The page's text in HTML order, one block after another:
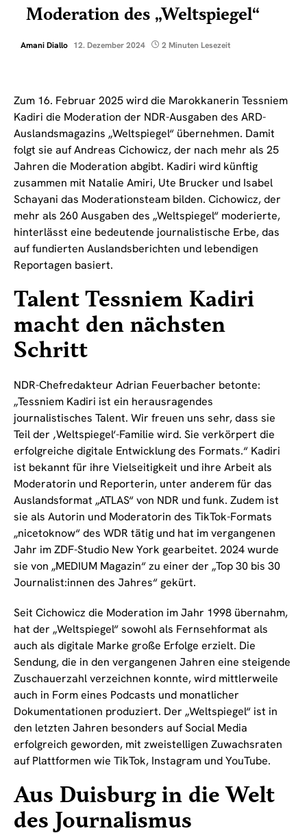
Moderation des „Weltspiegel“
Amani Diallo 12. Dezember 2024 2 Minuten Lesezeit
Zum 16. Februar 2025 wird die Marokkanerin Tessniem
Kadiri die Moderation der NDR-Ausgaben des ARD-
Auslandsmagazins „Weltspiegel“ übernehmen. Damit
folgt sie auf Andreas Cichowicz, der nach mehr als 25
Jahren die Moderation abgibt. Kadiri wird künftig
zusammen mit Natalie Amiri, Ute Brucker und Isabel
Schayani das Moderationsteam bilden. Cichowicz, der
mehr als 260 Ausgaben des „Weltspiegel“ moderierte,
hinterlässt eine bedeutende journalistische Erbe, das
auf fundierten Auslandsberichten und lebendigen
Reportagen basiert.
Talent Tessniem Kadiri
macht den nächsten
Schritt
NDR-Chefredakteur Adrian Feuerbacher betonte:
„Tessniem Kadiri ist ein herausragendes
journalistisches Talent. Wir freuen uns sehr, dass sie
Teil der ‚Weltspiegel‘-Familie wird. Sie verkörpert die
erfolgreiche digitale Entwicklung des Formats.“ Kadiri
ist bekannt für ihre Vielseitigkeit und ihre Arbeit als
Moderatorin und Reporterin, unter anderem für das
Auslandsformat „ATLAS“ von NDR und funk. Zudem ist
sie als Autorin und Moderatorin des TikTok-Formats
„nicetoknow“ des WDR tätig und hat im vergangenen
Jahr im ZDF-Studio New York gearbeitet. 2024 wurde
sie von „MEDIUM Magazin“ zu einer der „Top 30 bis 30
Journalist:innen des Jahres“ gekürt.
Seit Cichowicz die Moderation im Jahr 1998 übernahm,
hat der „Weltspiegel“ sowohl als Fernsehformat als
auch als digitale Marke große Erfolge erzielt. Die
Sendung, die in den vergangenen Jahren eine steigende
Zuschauerzahl verzeichnen konnte, wird mittlerweile
auch in Form eines Podcasts und monatlicher
Dokumentationen produziert. Der „Weltspiegel“ ist in
den letzten Jahren besonders auf Social Media
erfolgreich geworden, mit zweistelligen Zuwachsraten
auf Plattformen wie TikTok, Instagram und YouTube.
Aus Duisburg in die Welt
des Journalismus